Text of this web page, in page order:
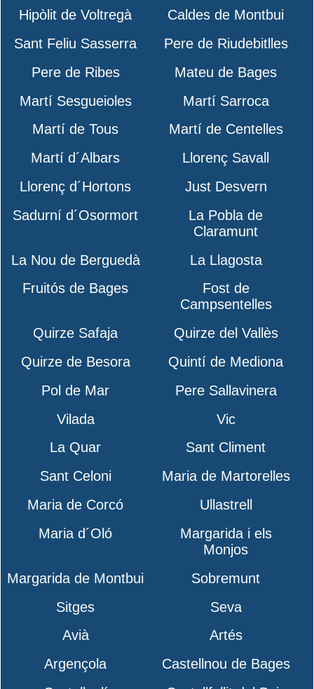
Hipòlit de Voltregà
Caldes de Montbui
Sant Feliu Sasserra
Pere de Riudebitlles
Pere de Ribes
Mateu de Bages
Martí Sesgueioles
Martí Sarroca
Martí de Tous
Martí de Centelles
Martí d´Albars
Llorenç Savall
Llorenç d´Hortons
Just Desvern
Sadurní d´Osormort
La Pobla de
Claramunt
La Nou de Berguedà
La Llagosta
Fruitós de Bages
Fost de
Campsentelles
Quirze Safaja
Quirze del Vallès
Quirze de Besora
Quintí de Mediona
Pol de Mar
Pere Sallavinera
Vilada
Vic
La Quar
Sant Climent
Sant Celoni
Maria de Martorelles
Maria de Corcó
Ullastrell
Maria d´Oló
Margarida i els
Monjos
Margarida de Montbui
Sobremunt
Sitges
Seva
Avià
Artés
Argençola
Castellnou de Bages